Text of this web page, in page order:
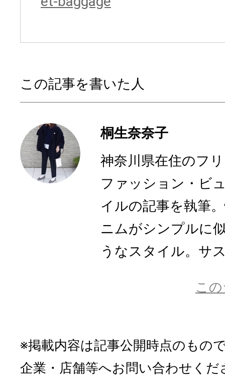
この記事を書いた人
桐生奈奈子
神奈川県在住のフ
ファッション・ビ
イルの記事を執筆
ニムがシンプルに
うなスタイル。サ
こ
※掲載内容は記事公開時点のもの
企業・店舗等へお問い合わせくだ